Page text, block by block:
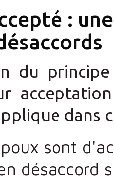
:
du
dans
sont
désaccord